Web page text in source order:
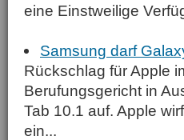
eine Einstweilige
Samsung darf
Rückschlag für Apple
Berufungsgericht in
Tab 10.1 auf. Apple
ein...